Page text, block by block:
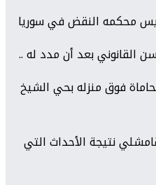
مكتب محاماة فوق منزله بحي الشيخ
الى القامشلي نتيجة الأحداث التي